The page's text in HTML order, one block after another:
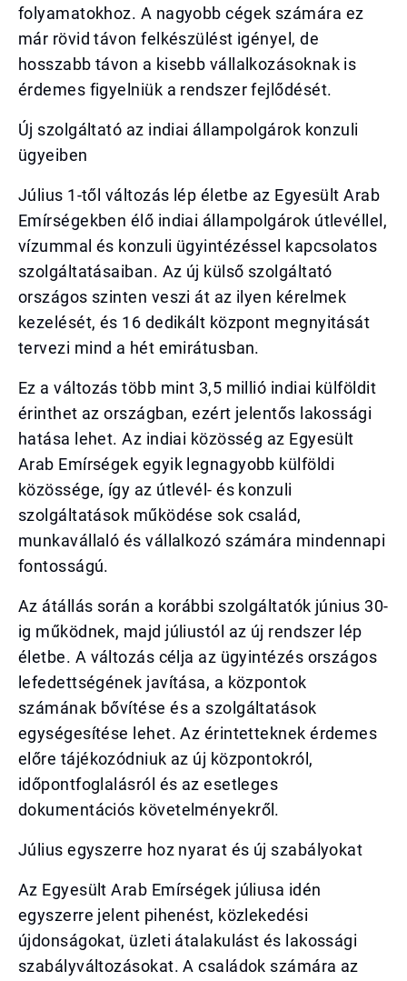
folyamatokhoz. A nagyobb cégek számára ez
már rövid távon felkészülést igényel, de
hosszabb távon a kisebb vállalkozásoknak is
érdemes figyelniük a rendszer fejlődését.
Új szolgáltató az indiai állampolgárok konzuli
ügyeiben
Július 1-től változás lép életbe az Egyesült Arab
Emírségekben élő indiai állampolgárok útlevéllel,
vízummal és konzuli ügyintézéssel kapcsolatos
szolgáltatásaiban. Az új külső szolgáltató
országos szinten veszi át az ilyen kérelmek
kezelését, és 16 dedikált központ megnyitását
tervezi mind a hét emirátusban.
Ez a változás több mint 3,5 millió indiai külföldit
érinthet az országban, ezért jelentős lakossági
hatása lehet. Az indiai közösség az Egyesült
Arab Emírségek egyik legnagyobb külföldi
közössége, így az útlevél- és konzuli
szolgáltatások működése sok család,
munkavállaló és vállalkozó számára mindennapi
fontosságú.
Az átállás során a korábbi szolgáltatók június 30-
ig működnek, majd júliustól az új rendszer lép
életbe. A változás célja az ügyintézés országos
lefedettségének javítása, a központok
számának bővítése és a szolgáltatások
egységesítése lehet. Az érintetteknek érdemes
előre tájékozódniuk az új központokról,
időpontfoglalásról és az esetleges
dokumentációs követelményekről.
Július egyszerre hoz nyarat és új szabályokat
Az Egyesült Arab Emírségek júliusa idén
egyszerre jelent pihenést, közlekedési
újdonságokat, üzleti átalakulást és lakossági
szabályváltozásokat. A családok számára az